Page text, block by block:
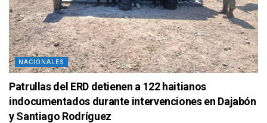
NACIONALES
Patrullas del ERD detienen a 122 haitianos
indocumentados durante intervenciones en Dajabón
y Santiago Rodríguez